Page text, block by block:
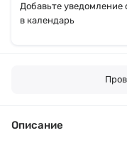
Добавьте уведомление
в календарь
Описание